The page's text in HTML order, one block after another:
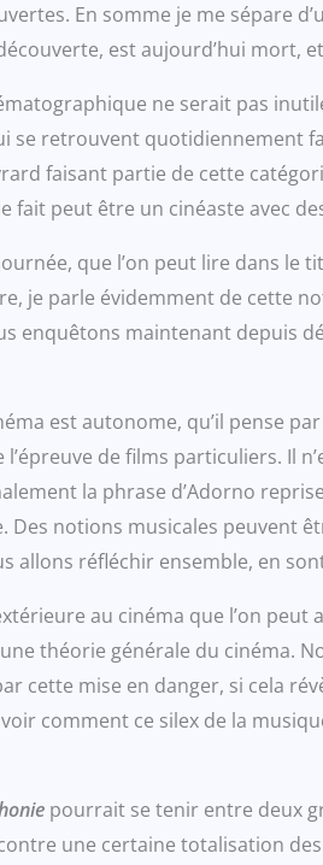
En somme je me sépare
est aujourd’hui mort,
ne serait pas
retrouvent quotidiennement
faisant partie de cette
peut être un cinéaste avec
que l’on peut lire dans
je parle évidemment de cette
enquêtons maintenant depuis
est autonome, qu’il pense
de films particuliers. Il
la phrase d’Adorno
notions musicales peuvent
allons réfléchir ensemble, en
au cinéma que l’on peut
théorie générale du cinéma.
cette mise en danger, si cela
comment ce silex de la
pourrait se tenir entre deux
une certaine totalisation